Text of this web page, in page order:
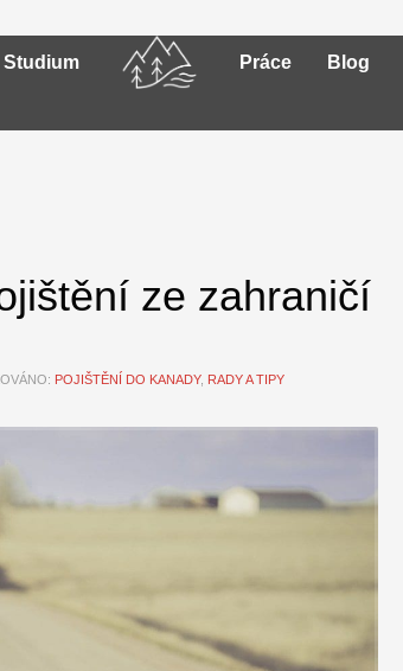
Studium Práce Blog
ze zahraničí
POJIŠTĚNÍ DO KANADY, RADY A TIPY